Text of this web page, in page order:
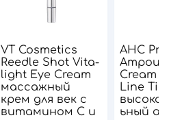
VT Cosmetics
Reedle Shot Vita-
light Eye Cream
массажный
крем для век с
витамином С и
AHC
Cream
Line
ьный